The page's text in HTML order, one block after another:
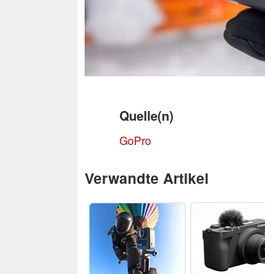
Quelle(n)
GoPro
Verwandte Artikel